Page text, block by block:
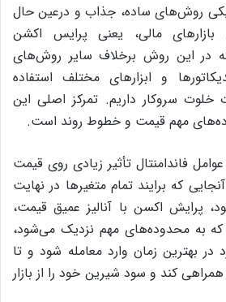
یکی روش‌های ساده،‌ جذاب و درعین حال
بازارهای مالی، یعنی پرایس اکشن
که در این روش برخلاف سایر روش‌های
و ابزارهای مختلف استفاده
سروکار داریم. تمرکز اصلی این
مهم قیمت و خطوط روند است.
فاندامنتال تأثیر زیادی روی قیمت
که برایند تمام متغیر‌ها در نهایت
پرایش اکسن با آنالیز عمیق قیمت،
به محدوده‌های مهم نزدیک می‌شود،
در بهترین زمان وارد معامله شود و تا
کند و سود شیرین خود را از بازار